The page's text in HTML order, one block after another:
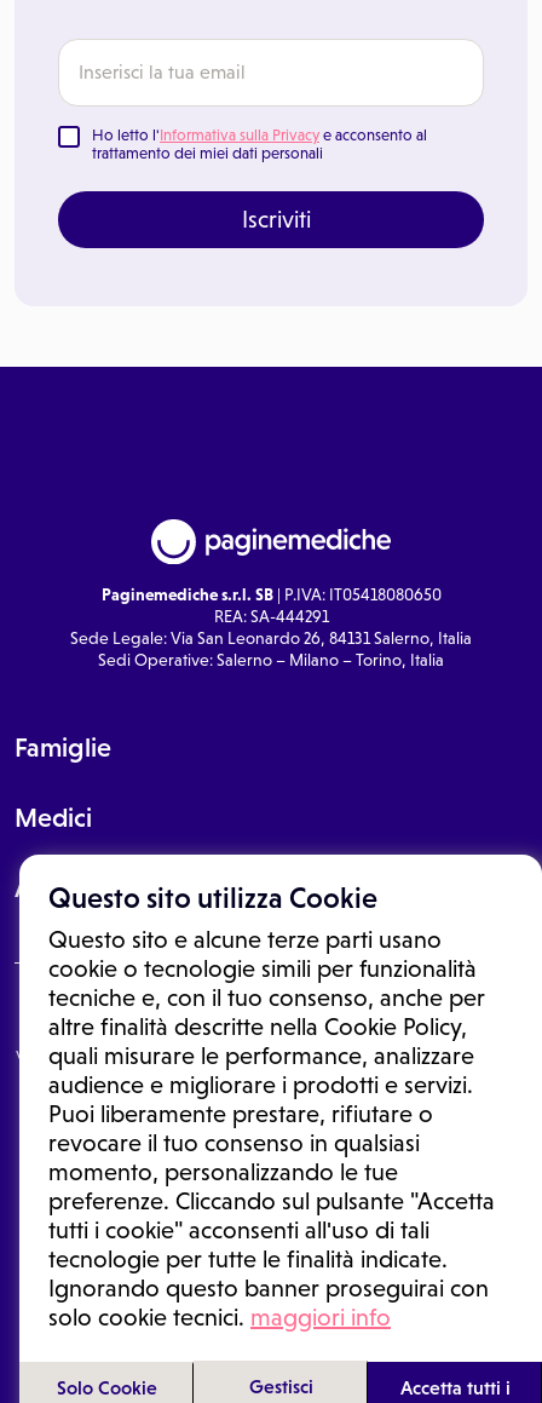
Questo sito utilizza Cookie
Questo sito e alcune terze parti usano
cookie o tecnologie simili per funzionalità
tecniche e, con il tuo consenso, anche per
altre finalità descritte nella Cookie Policy,
quali misurare le performance, analizzare
audience e migliorare i prodotti e servizi.
Puoi liberamente prestare, rifiutare o
revocare il tuo consenso in qualsiasi
momento, personalizzando le tue
preferenze. Cliccando sul pulsante "Accetta
tutti i cookie" acconsenti all'uso di tali
tecnologie per tutte le finalità indicate.
Ignorando questo banner proseguirai con
solo cookie tecnici. maggiori info
Solo Cookie Gestisci Accetta tutti i
Ho letto l'Informativa sulla Privacy e acconsento al
trattamento dei miei dati personali
Iscriviti
Paginemediche s.r.l. SB| P.IVA: IT05418080650
REA: SA-444291
Sede Legale: Via San Leonardo 26, 84131 Salerno, Italia
Sedi Operative: Salerno – Milano – Torino, Italia
Famiglie
Medici
About
Le informazioni proposte in questo sito non sono un consulto medico.
In nessun caso, queste informazioni sostituiscono un consulto, una
visita o una diagnosi formulata dal medico. Non si devono considerare
le informazioni disponibili come suggerimenti per la formulazione di
una diagnosi, la determinazione di un trattamento o l'assunzione o
sospensione di un farmaco senza prima consultare un medico di
medicina generale o uno specialista.
Condizioni di utilizzo|Privacy Policy |Gestione cookie
Ⓒ 2025 | Tutti i diritti riservati.